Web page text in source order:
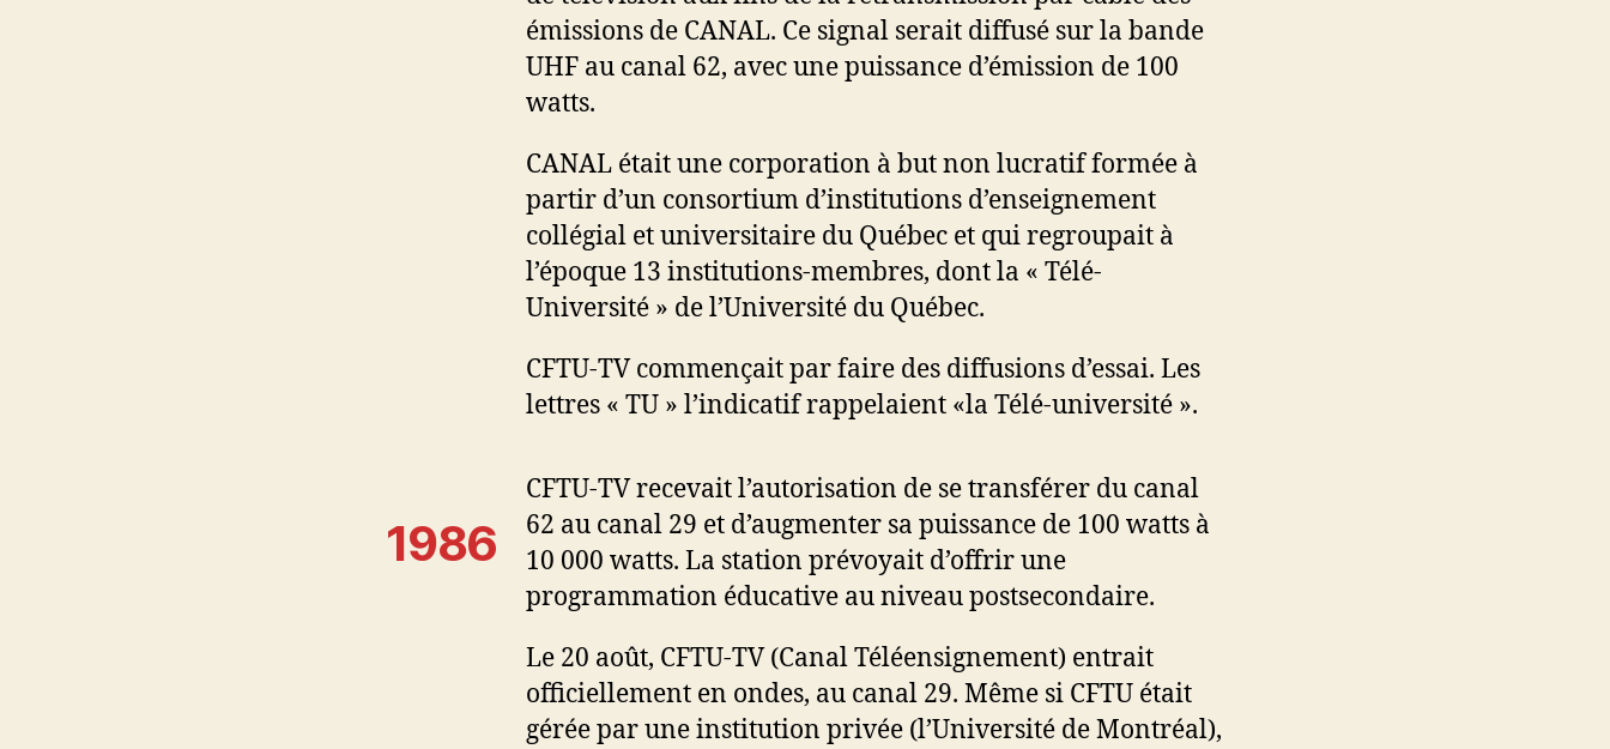
émissions de CANAL. Ce signal serait diffusé sur la bande
UHF au canal 62, avec une puissance d’émission de 100
watts.
CANAL était une corporation à but non lucratif formée à
partir d’un consortium d’institutions d’enseignement
collégial et universitaire du Québec et qui regroupait à
l’époque 13 institutions-membres, dont la « Télé-
Université » de l’Université du Québec.
CFTU-TV commençait par faire des diffusions d’essai. Les
lettres « TU » l’indicatif rappelaient «la Télé-université ».
1986
CFTU-TV recevait l’autorisation de se transférer du canal
62 au canal 29 et d’augmenter sa puissance de 100 watts à
10 000 watts. La station prévoyait d’offrir une
programmation éducative au niveau postsecondaire.
Le 20 août, CFTU-TV (Canal Téléensignement) entrait
officiellement en ondes, au canal 29. Même si CFTU était
gérée par une institution privée (l’Université de Montréal),